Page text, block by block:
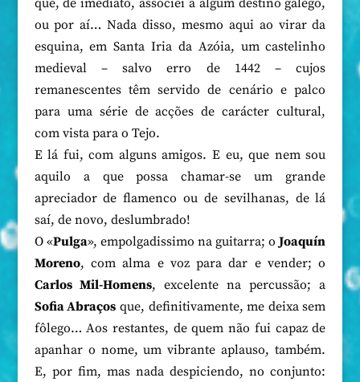
que, de imediato, associei a algum destino galego,
ou por aí… Nada disso, mesmo aqui ao virar da
esquina, em Santa Iria da Azóia, um castelinho
medieval – salvo erro de 1442 – cujos
remanescentes têm servido de cenário e palco
para uma série de acções de carácter cultural,
com vista para o Tejo.
E lá fui, com alguns amigos. E eu, que nem sou
aquilo a que possa chamar-se um grande
apreciador de flamenco ou de sevilhanas, de lá
saí, de novo, deslumbrado!
O «Pulga», empolgadissimo na guitarra; oJoaquín
Moreno, com alma e voz para dar e vender; o
Carlos Mil-Homens, excelente na percussão; a
Sofia Abraços que, definitivamente, me deixa sem
fôlego… Aos restantes, de quem não fui capaz de
apanhar o nome, um vibrante aplauso, também.
E, por fim, mas nada despiciendo, no conjunto: